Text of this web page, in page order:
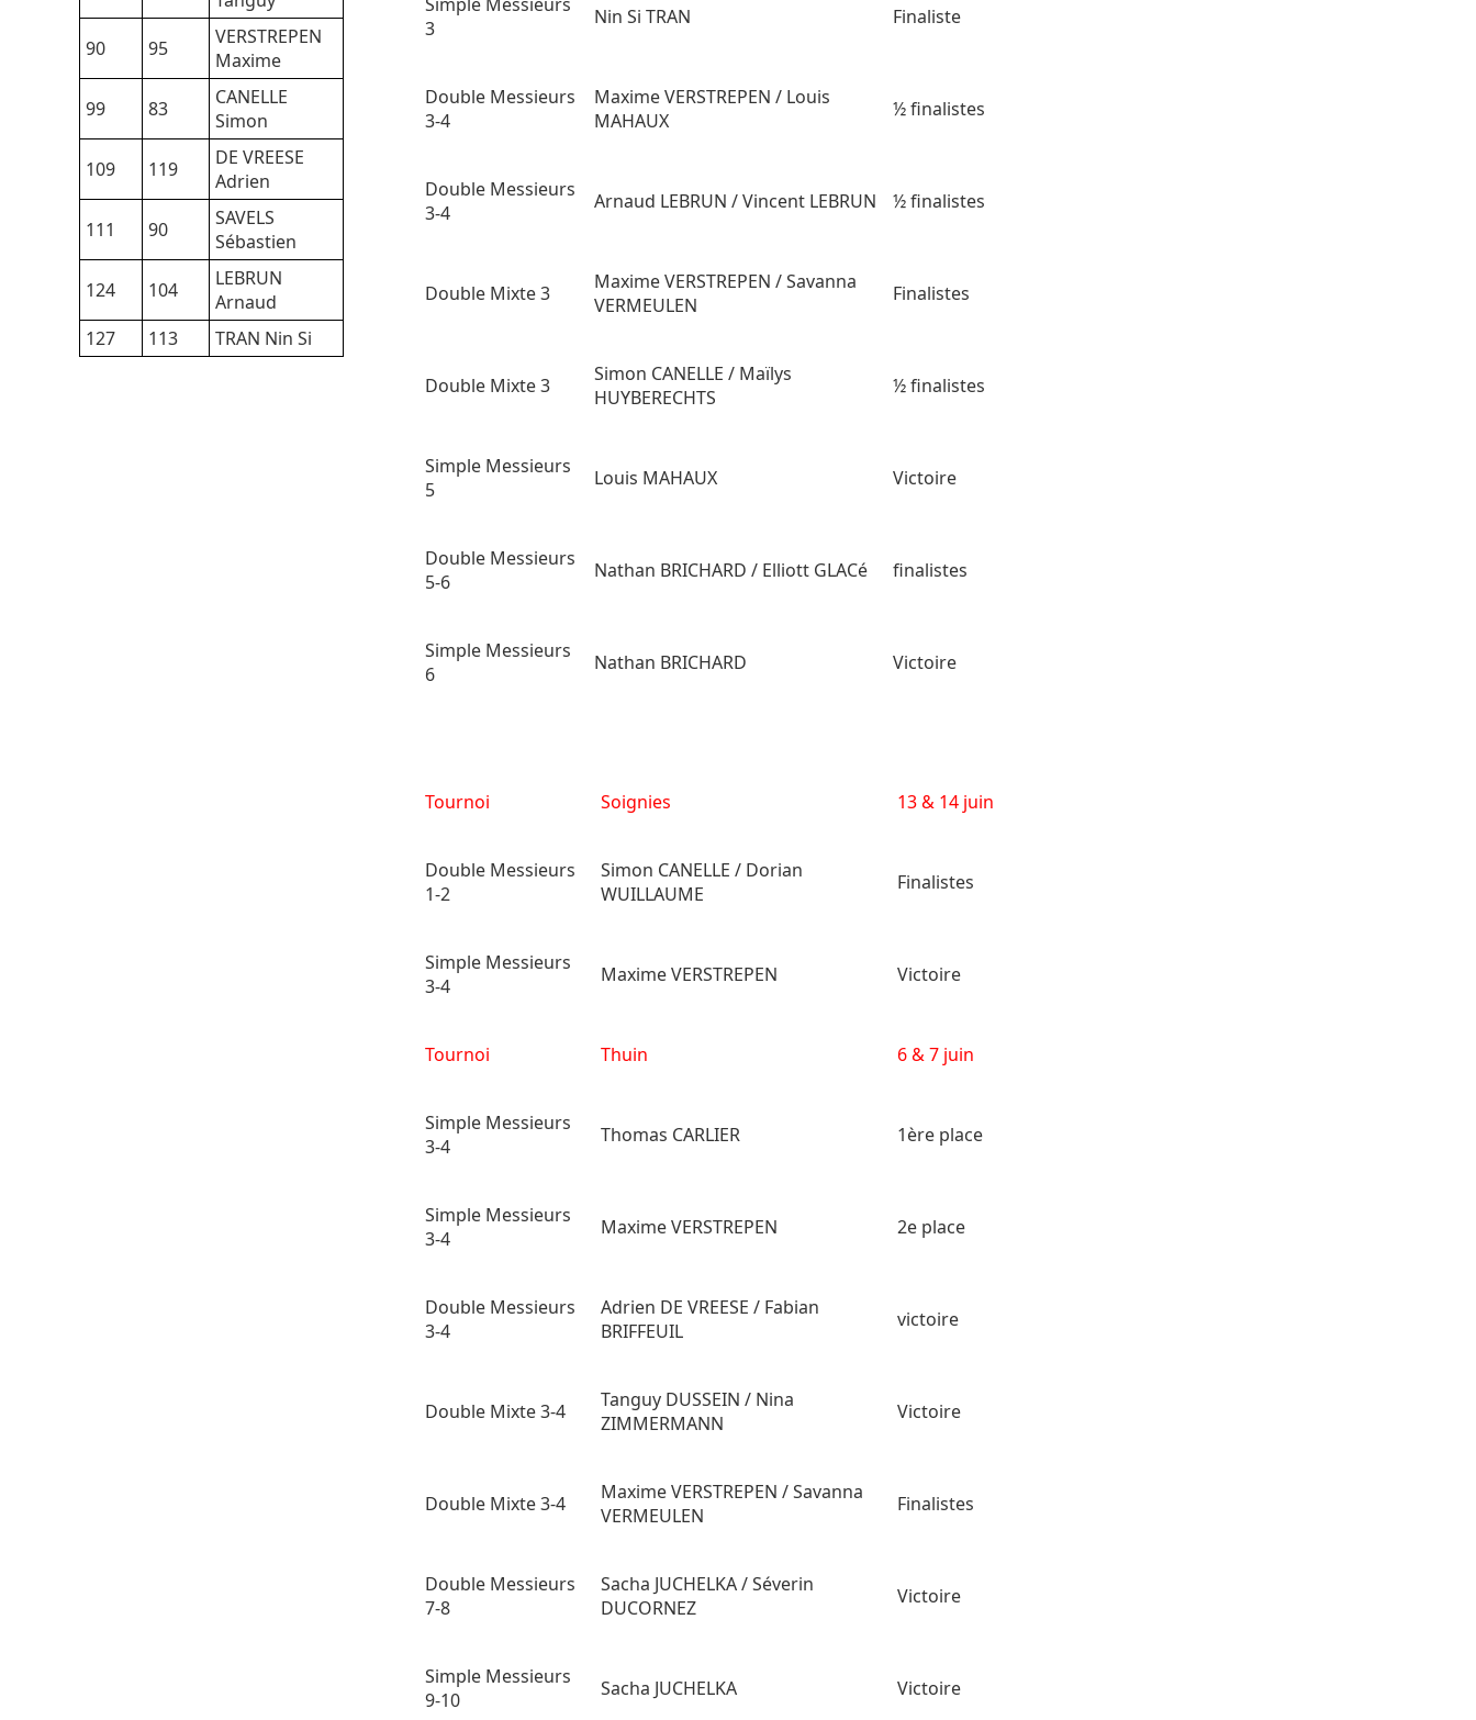
3
Nin Si TRAN Finaliste
Double Messieurs
3-4
Maxime VERSTREPEN / Louis
MAHAUX
½ finalistes
Double Messieurs
3-4
Arnaud LEBRUN / Vincent LEBRUN ½ finalistes
Double Mixte 3
Maxime VERSTREPEN / Savanna
VERMEULEN
Finalistes
Double Mixte 3
Simon CANELLE / Maïlys
HUYBERECHTS
½ finalistes
Simple Messieurs
5
Louis MAHAUX Victoire
Double Messieurs
5-6
Nathan BRICHARD / Elliott GLACé finalistes
Simple Messieurs
6
Nathan BRICHARD Victoire
Tournoi Soignies 13 & 14 juin
Double Messieurs
1-2
Simon CANELLE / Dorian
WUILLAUME
Finalistes
Simple Messieurs
3-4
Maxime VERSTREPEN Victoire
Tournoi Thuin 6 & 7 juin
Simple Messieurs
3-4
Thomas CARLIER 1ère place
Simple Messieurs
3-4
Maxime VERSTREPEN 2e place
Double Messieurs
3-4
Adrien DE VREESE / Fabian
BRIFFEUIL
victoire
Double Mixte 3-4
Tanguy DUSSEIN / Nina
ZIMMERMANN
Victoire
Double Mixte 3-4
Maxime VERSTREPEN / Savanna
VERMEULEN
Finalistes
Double Messieurs
7-8
Sacha JUCHELKA / Séverin
DUCORNEZ
Victoire
Simple Messieurs
9-10
Sacha JUCHELKA Victoire
90
95
VERSTREPEN
Maxime
99
83
CANELLE
Simon
109
119
DE VREESE
Adrien
111
90
SAVELS
Sébastien
124
104
LEBRUN
Arnaud
127
113 TRAN Nin Si